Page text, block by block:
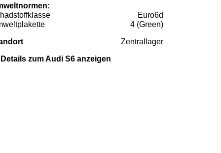
Euro6d
4 (Green)
Zentrallager
zum Audi S6 anzeigen